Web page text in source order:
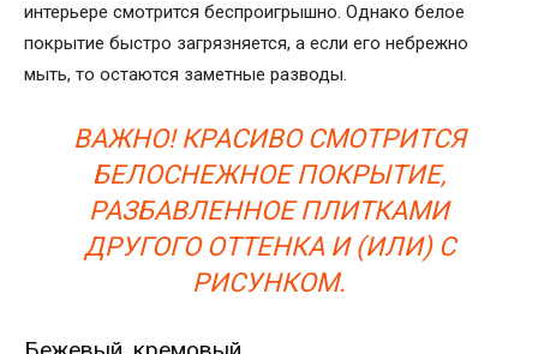
интерьере смотрится беспроигрышно. Однако белое
покрытие быстро загрязняется, а если его небрежно
мыть, то остаются заметные разводы.
ВАЖНО! КРАСИВО СМОТРИТСЯ
БЕЛОСНЕЖНОЕ ПОКРЫТИЕ,
РАЗБАВЛЕННОЕ ПЛИТКАМИ
ДРУГОГО ОТТЕНКА И (ИЛИ) С
РИСУНКОМ.